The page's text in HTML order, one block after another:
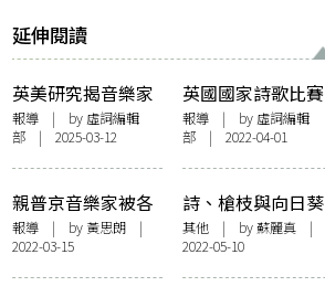
延伸閱讀
英美研究揭音樂家
自殺率高企 眾多心
理壓力成自戕主
因？ 專家呼籲採取
「零自殺」政策降
低自殺率
報導 | by 虛詞編輯
部 | 2025-03-12
英國國家詩歌比賽
最年輕冠軍！19歲
劍橋港生書寫離
散：「能寫這詩是
種特權」
報導| by 虛詞編輯
部 | 2022-04-01
親普京音樂家被各
國杯葛 古典音樂
界聲援烏克蘭
報導 | by 黃思朗 |
2022-03-15
詩、槍枝與向日葵
︰戰火中的烏克蘭
女性
其他| by蘇麗真|
2022-05-10